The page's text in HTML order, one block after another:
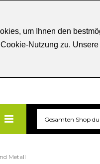
um Ihnen den
Nutzung zu.
Metall